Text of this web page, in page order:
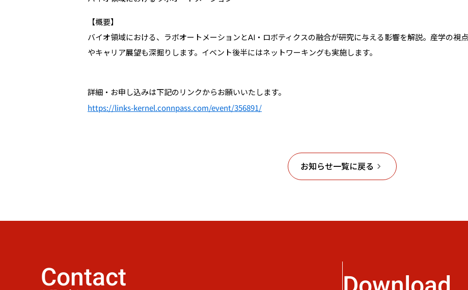
【概要】
バイオ領域における、ラボオートメーションとAI・ロボティクスの融合が研究に与える影響を解説。産学の視
やキャリア展望も深掘りします。イベント後半にはネットワーキングも実施します。
詳細・お申し込みは下記のリンクからお願いいたします。
https://links-kernel.connpass.com/event/356891/
お知らせ一覧に戻る keyboard_arrow_right
Contact